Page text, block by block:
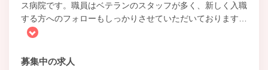
ス病院です。職員はベテランのスタッフが多く、新しく入職
する方へのフォローもしっかりさせていただいております
募集中の求人